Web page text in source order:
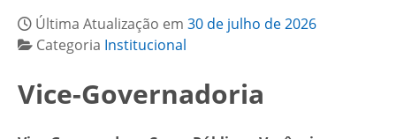
Última Atualização em 30 de julho de 2026
Categoria Institucional
Vice-Governadoria